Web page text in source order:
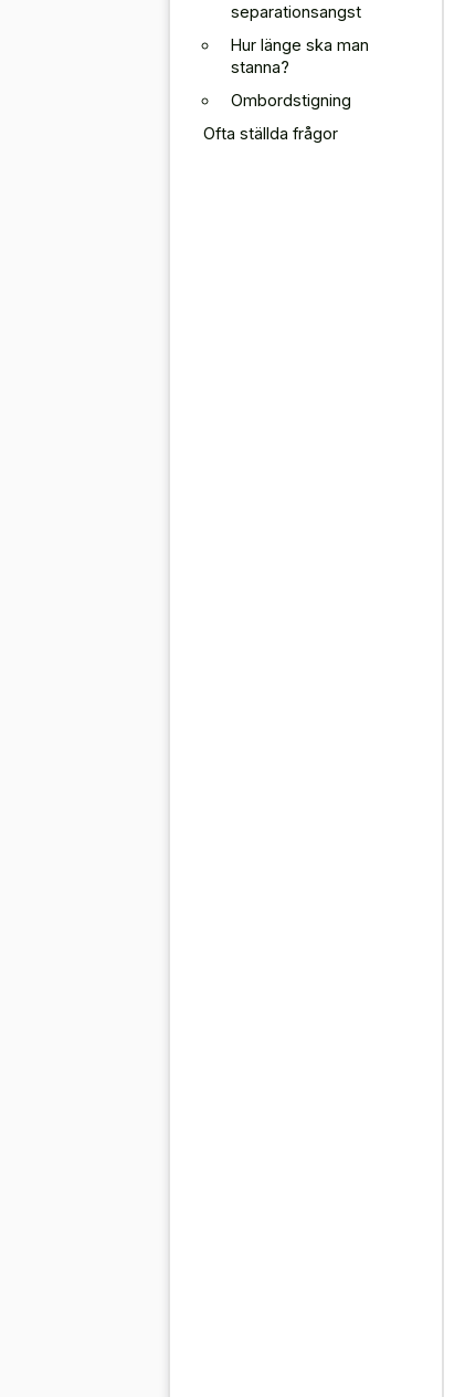
separationsangst
Hur länge ska man
stanna?
Ombordstigning
Ofta ställda frågor